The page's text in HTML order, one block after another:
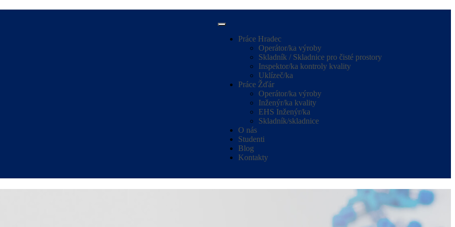
Práce Hradec
Operátor/ka výroby
Skladník / Skladnice pro čisté prostory
Inspektor/ka kontroly kvality
Uklízeč/ka
Práce Žďár
Operátor/ka výroby
Inženýr/ka kvality
EHS Inženýr/ka
Skladník/skladnice
O nás
Studenti
Blog
Kontakty